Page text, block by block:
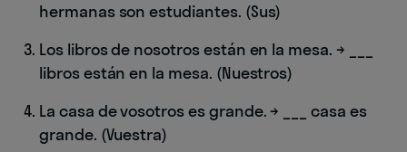
hermanas son estudiantes. (Sus)
Los libros de nosotros están en la mesa. → ___
libros están en la mesa. (Nuestros)
La casa de vosotros es grande. → ___ casa es
grande. (Vuestra)